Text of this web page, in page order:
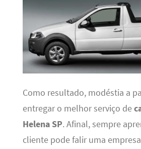
Como resultado, modéstia a
entregar o melhor serviço de
Helena SP. Afinal, sempre
cliente pode falir uma